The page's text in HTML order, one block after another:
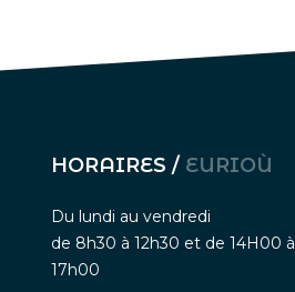
HORAIRES / EURIOÙ
Du lundi au vendredi
de 8h30 à 12h30 et de 14H00 à
17h00